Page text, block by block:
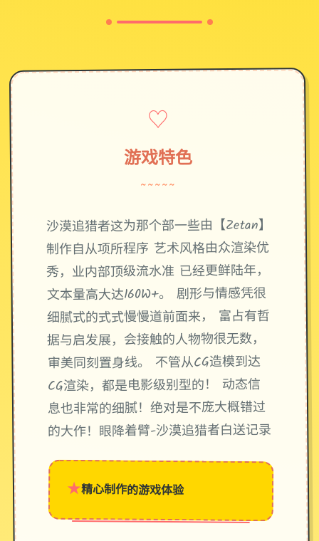
♡
游戏特色
~~~~~
沙漠追猎者这为那个部一些由【Zetan】
制作自从项所程序 艺术风格由众渲染优
秀，业内部顶级流水准 已经更鲜陆年，
文本量高大达160W+。 剧形与情感凭很
细腻式的式式慢慢道前面来， 富占有哲
据与启发展，会接触的人物物很无数，
审美同刻置身线。 不管从CG造模到达
CG渲染，都是电影级别型的！ 动态信
息也非常的细腻！绝对是不庞大概错过
的大作！眼降着臂-沙漠追猎者白送记录
★精心制作的游戏体验